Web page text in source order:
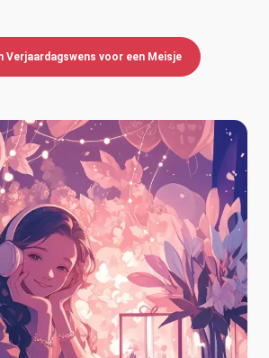
Verjaardagswens voor een Meisje